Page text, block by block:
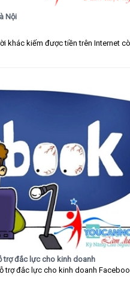
Nội
khác kiếm được tiền trên Internet
trợ đắc lực cho kinh doanh
trợ đắc lực cho kinh doanh